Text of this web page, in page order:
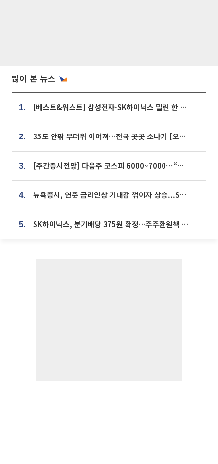
많이 본 뉴스
1. [베스트&워스트] 삼성전자·SK하이닉스 밀린 한 주…상상인증권은 85% 급등
2. 35도 안팎 무더위 이어져…전국 곳곳 소나기 [오늘 날씨]
3. [주간증시전망] 다음주 코스피 6000~7000⋯“外人 수급은 정책이 변수”
4. 뉴욕증시, 연준 금리인상 기대감 꺾이자 상승...S&P500 사상 최고치 [종합]
5. SK하이닉스, 분기배당 375원 확정…주주환원책 9월로 앞당겨 발표